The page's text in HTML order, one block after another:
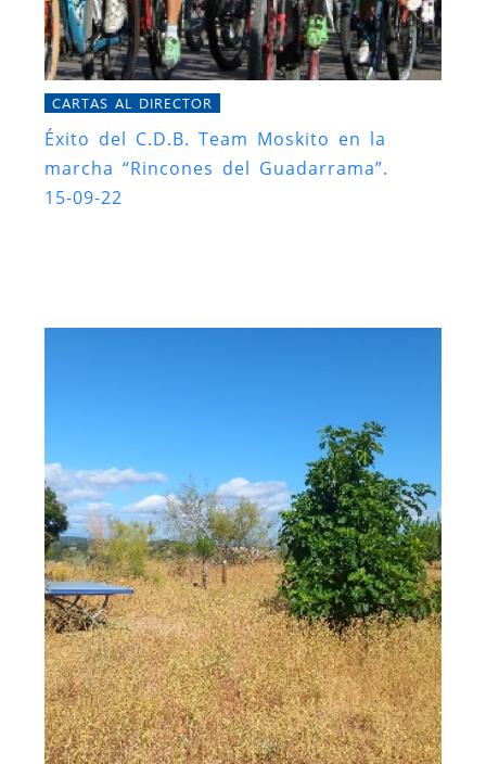
CARTAS AL DIRECTOR
Éxito del C.D.B. Team Moskito en la
marcha “Rincones del Guadarrama”.
15-09-22